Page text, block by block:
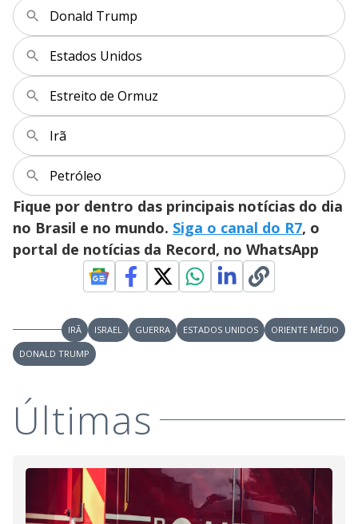
Donald Trump
Estados Unidos
Estreito de Ormuz
Irã
Petróleo
Fique por dentro das principais notícias do dia
no Brasil e no mundo. Siga o canal do R7, o
portal de notícias da Record, no WhatsApp
IRÃ ISRAEL GUERRA ESTADOS UNIDOS
ORIENTE MÉDIO
DONALD TRUMP
Últimas